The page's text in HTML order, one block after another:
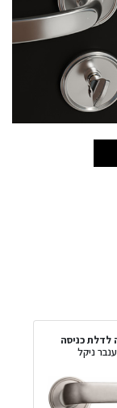
לדלת כניסה
ניקל